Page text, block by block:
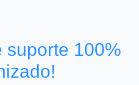
suporte 100%